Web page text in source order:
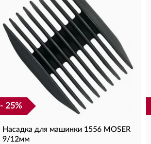
- 25%
Насадка для машинки 1556 MOSER
9/12мм